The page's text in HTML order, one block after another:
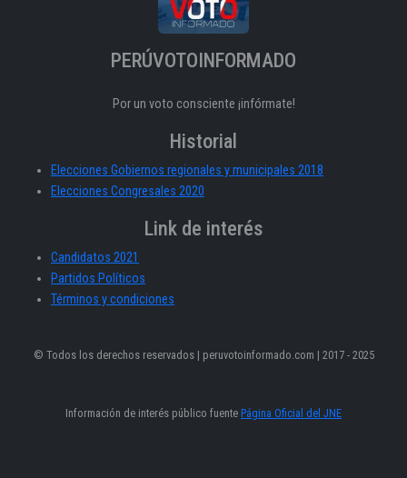
PERÚVOTOINFORMADO
Por un voto consciente ¡infórmate!
Historial
Elecciones Gobiernos regionales y municipales 2018
Elecciones Congresales 2020
Link de interés
Candidatos 2021
Partidos Políticos
Términos y condiciones
© Todos los derechos reservados | peruvotoinformado.com | 2017 - 2025
Información de interés público fuente Página Oficial del JNE